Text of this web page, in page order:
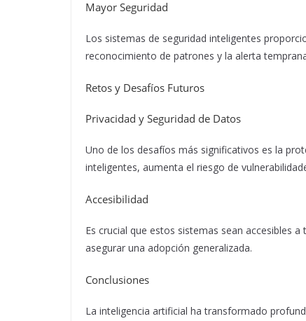
Mayor Seguridad
Los sistemas de seguridad inteligentes
reconocimiento de patrones y la alerta
Retos y Desafíos Futuros
Privacidad y Seguridad de Datos
Uno de los desafíos más significativos es la
inteligentes, aumenta el riesgo de
Accesibilidad
Es crucial que estos sistemas sean accesibles
asegurar una adopción generalizada.
Conclusiones
La inteligencia artificial ha transformado